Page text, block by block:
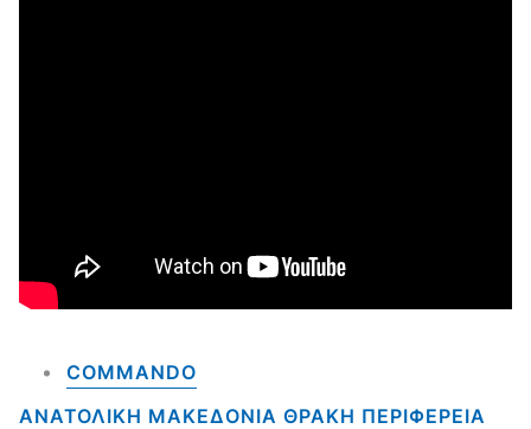
COMMANDO
ΑΝΑΤΟΛΙΚΗ ΜΑΚΕΔΟΝΙΑ ΘΡΑΚΗ ΠΕΡΙΦΕΡΕΙΑ